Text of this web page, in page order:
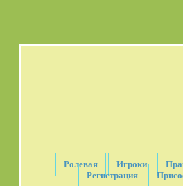
Ролевая Игроки
Регистрация